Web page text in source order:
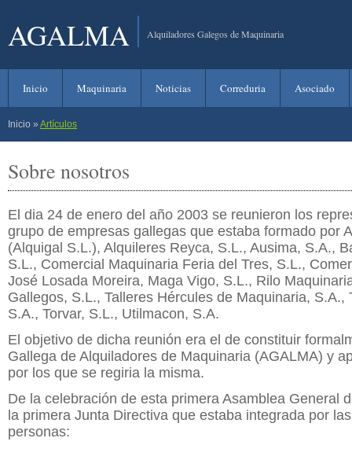
AGALMA Alquiladores Galegos de Maquinaria
Inicio Maquinaria Noticias Correduria Asociado
Inicio » Artículos
Sobre nosotros
El dia 24 de enero del año 2003 se reunieron los
grupo de empresas gallegas que estaba formado por
(Alquigal S.L.), Alquileres Reyca, S.L., Ausima, S.A.,
S.L., Comercial Maquinaria Feria del Tres, S.L.,
José Losada Moreira, Maga Vigo, S.L., Rilo
Gallegos, S.L., Talleres Hércules de Maquinaria, S.A.,
S.A., Torvar, S.L., Utilmacon, S.A.
El objetivo de dicha reunión era el de constituir
Gallega de Alquiladores de Maquinaria (AGALMA) y
por los que se regiria la misma.
De la celebración de esta primera Asamblea General
la primera Junta Directiva que estaba integrada por
personas: